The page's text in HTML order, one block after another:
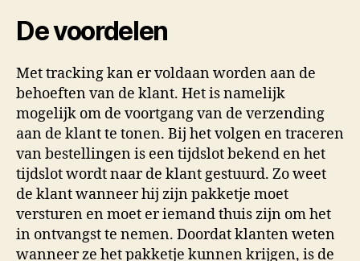
De voordelen
Met tracking kan er voldaan worden aan de
behoeften van de klant. Het is namelijk
mogelijk om de voortgang van de verzending
aan de klant te tonen. Bij het volgen en traceren
van bestellingen is een tijdslot bekend en het
tijdslot wordt naar de klant gestuurd. Zo weet
de klant wanneer hij zijn pakketje moet
versturen en moet er iemand thuis zijn om het
in ontvangst te nemen. Doordat klanten weten
wanneer ze het pakketje kunnen krijgen, is de